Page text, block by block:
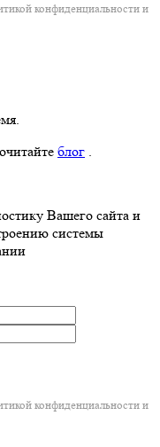
конфиденциальности и
блог .
Вашего сайта и
системы
конфиденциальности и